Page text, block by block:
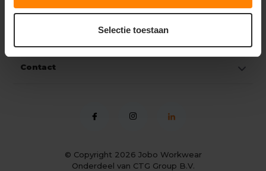
Selectie toestaan
Contact
© Copyright 2026 Jobo Workwear
Onderdeel van CTG Group B.V.